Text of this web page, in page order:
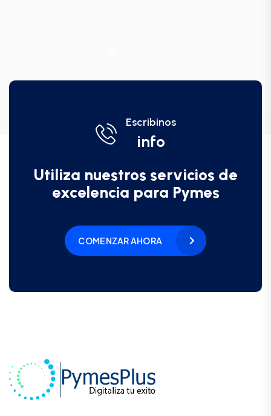
Escribinos
info
Utiliza nuestros servicios de
excelencia para Pymes
COMENZAR AHORA